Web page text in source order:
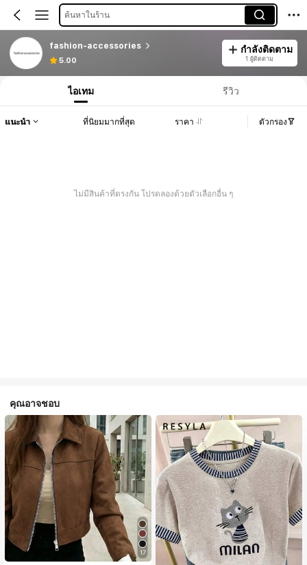
ค้นหาในร้าน
fashion-accessories
5.00
กำลังติดตาม
1 ผู้ติดตาม
ไอเทม รีวิว
แนะนำ ที่นิยมมากที่สุด ราคา ตัวกรอง
ไม่มีสินค้าที่ตรงกัน โปรดลองด้วยตัวเลือกอื่น ๆ
คุณอาจชอบ
17